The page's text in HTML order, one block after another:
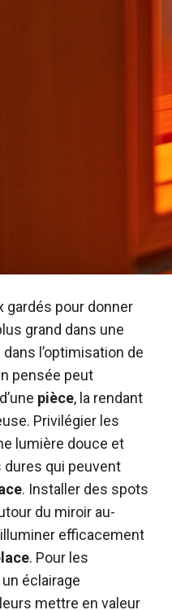
gardés pour donner
grand dans une
l’optimisation de
pensée peut
pièce, la rendant
Privilégier les
lumière douce et
qui peuvent
. Installer des spots
du miroir au-
efficacement
. Pour les
éclairage
mettre en valeur